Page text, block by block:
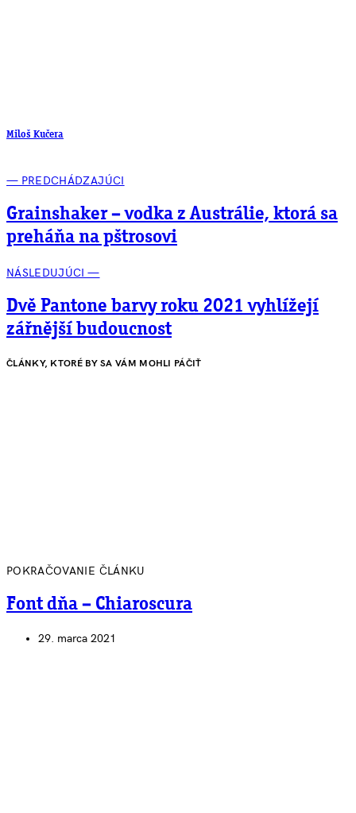
Miloš Kučera
— PREDCHÁDZAJÚCI
Grainshaker – vodka z Austrálie, ktorá sa
preháňa na pštrosovi
NÁSLEDUJÚCI —
Dvě Pantone barvy roku 2021 vyhlížejí
zářnější budoucnost
ČLÁNKY, KTORÉ BY SA VÁM MOHLI PÁČIŤ
POKRAČOVANIE ČLÁNKU
Font dňa – Chiaroscura
29. marca 2021